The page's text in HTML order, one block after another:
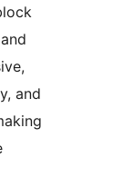
and